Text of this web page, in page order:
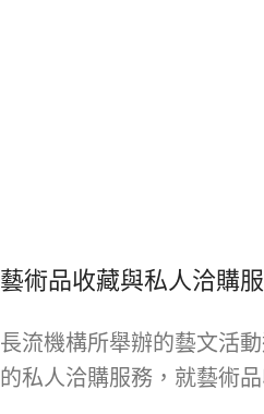
藝術品收藏與私人洽購
長流機構所舉辦的藝文活
的私人洽購服務，就藝術